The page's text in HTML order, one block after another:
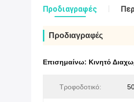
Προδιαγραφές
Προδιαγραφές
Επισημαίνω: Κινητό
Τροφοδοτικό: